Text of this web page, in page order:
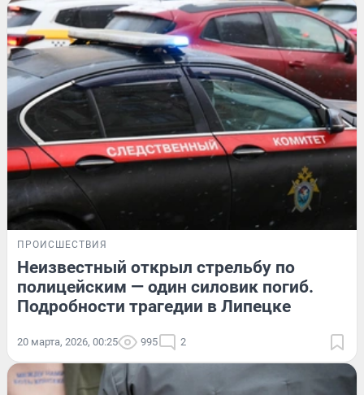
ПРОИСШЕСТВИЯ
Неизвестный открыл стрельбу по
полицейским — один силовик погиб.
Подробности трагедии в Липецке
20 марта, 2026, 00:25 995 2